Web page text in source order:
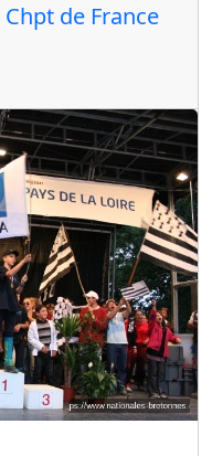
de France